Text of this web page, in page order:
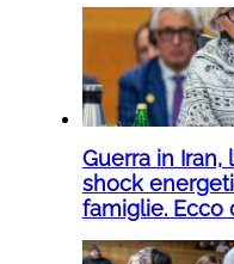
Guerra in Iran,
shock
famiglie. Ecco